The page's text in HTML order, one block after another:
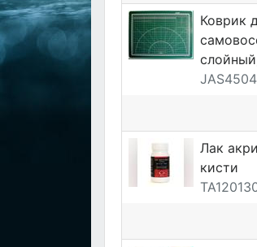
Коврик
JAS4504
Лак
кисти